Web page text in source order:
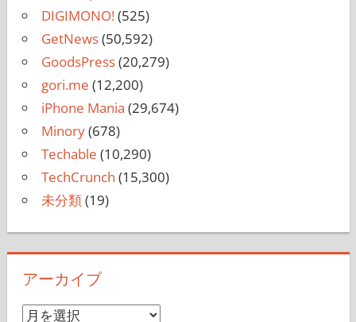
CNET Japan(28,889)
DIGIMONO!(525)
GetNews(50,592)
GoodsPress (20,279)
gori.me(12,200)
iPhone Mania
Minory(678)
Techable(10,290)
TechCrunch